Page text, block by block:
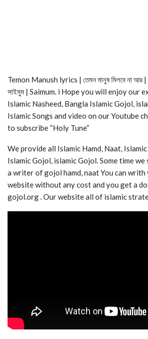
Temon Manush lyrics | তেমন মানুষ মিলবে না
সাইমুম | Saimum. i Hope you will enjoy our
Islamic Nasheed, Bangla Islamic Gojol,
Islamic Songs and video on our Youtube
to subscribe “Holy Tune”
We provide all Islamic Hamd, Naat,
Islamic Gojol, islamic Gojol. Some time
a writer of gojol hamd, naat You can
website without any cost and you get a
gojol.org . Our website all of islamic